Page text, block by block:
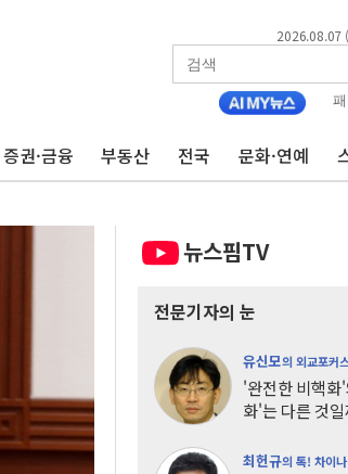
2026.08.07
증권·금융 부동산 전국 문화·연예
뉴스핌TV
전문기자의 눈
유신모의 외교포커
'완전한 비핵화
화'는 다른 것
최헌규의 톡! 차이나